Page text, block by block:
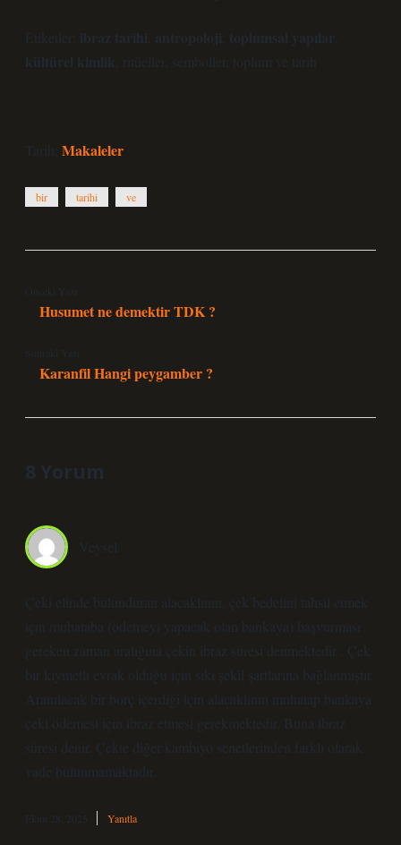
Etiketler: ibraz tarihi antropoloji toplumsal yapılar
kültürel kimlik ritüeller semboller toplum ve tarih
Tarih: Makaleler
bir tarihi ve
Önceki Yazı
Husumet ne demektir TDK ?
Sonraki Yazı
Karanfil Hangi peygamber ?
8 Yorum
Veysel
Çeki elinde bulunduran alacaklının, çek bedelini tahsil etmek
için muhataba (ödemeyi yapacak olan bankaya) başvurması
gereken zaman aralığına çekin ibraz süresi denmektedir . Çek
bir kıymetli evrak olduğu için sıkı şekil şartlarına bağlanmıştır.
Aranılacak bir borç içerdiği için alacaklının muhatap bankaya
çeki ödemesi için ibraz etmesi gerekmektedir. Buna ibraz
süresi denir. Çekte diğer kambiyo senetlerinden farklı olarak
vade bulunmamaktadır.
Ekim 28, 2025 Yanıtla